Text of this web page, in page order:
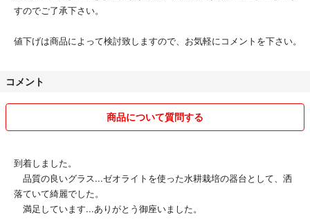
すのでご了承下さい。
値下げは商品によって検討致しますので、お気軽にコメントを下さい。
コメント
商品について質問する
到着しました。
品質の良いグラス...ゼオライトを使った水耕栽培の器台として、洒
落ていて綺麗でした。
満足しています...ありがとう御座いました。